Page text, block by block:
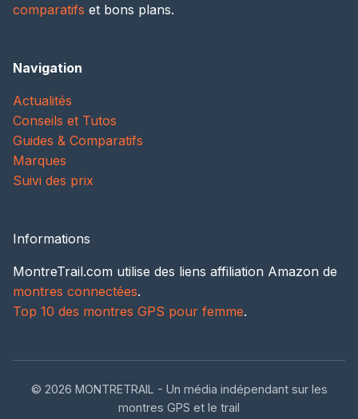
comparatifs et bons plans.
Navigation
Actualités
Conseils et Tutos
Guides & Comparatifs
Marques
Suivi des prix
Informations
MontreTrail.com utilise des liens affiliation Amazon de
montres connectées.
Top 10 des montres GPS pour femme.
© 2026 MONTRETRAIL - Un média indépendant sur les
montres GPS et le trail